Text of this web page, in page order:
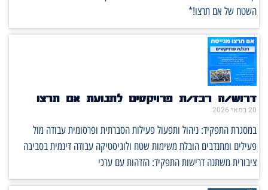
השטח של אם תרצו!*
דרוש/ה רכז/ת פרויקטים לתנועת אם תרצו
20 במאי 2026
במסגרת התפקיד: ניהול ותפעול פעילות הסברתית ופרסומית עבודה מול
פעילים ומתנדבים הובלת משימות שטח ולוגיסטיקה עבודה דינמית בסביבה
ציבורית משתנה דרישות התפקיד: הזדהות עם ערכי